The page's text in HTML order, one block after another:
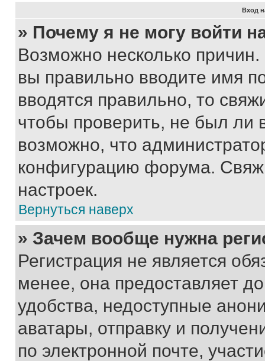
Вход
» Почему я не могу войти
Возможно несколько
вы правильно вводите имя
вводятся правильно, то
чтобы проверить, не был ли
возможно, что
конфигурацию форума.
настроек.
Вернуться наверх
» Зачем вообще нужна
Регистрация не является
менее, она предоставляет
удобства, недоступные
аватары, отправку и
по электронной почте,